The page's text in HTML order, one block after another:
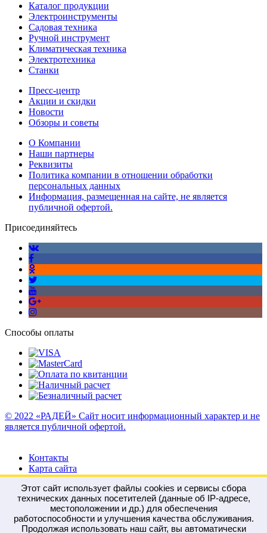
Каталог продукции
Электроинструменты
Садовая техника
Ручной инструмент
Климатическая техника
Электротехника
Станки
Пресс-центр
Акции и скидки
Новости
Обзоры и советы
О Компании
Наши партнеры
Реквизиты
Политика компании в отношении обработки
персональных данных
Информация, размещенная на сайте, не является
публичной офертой.
Присоединяйтесь
Способы оплаты
© 2022 «РАДЕЙ» Сайт носит информационный характер и не
является публичной офертой.
Контакты
Карта сайта
Войти
Регистрация
Этот сайт использует файлы cookies и сервисы сбора
технических данных посетителей (данные об IP-адресе,
местоположении и др.) для обеспечения
работоспособности и улучшения качества обслуживания.
Продолжая использовать наш сайт, вы автоматически